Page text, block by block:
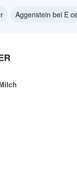
Aggenstein bei E